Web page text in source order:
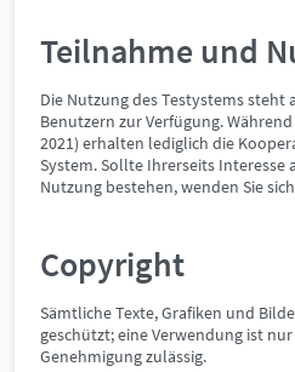
Teilnahme und
Die Nutzung des Testystems
Benutzern zur Verfügung.
2021) erhalten lediglich die
System. Sollte Ihrerseits Interesse
Nutzung bestehen, wenden Sie
Copyright
Sämtliche Texte, Grafiken und
geschützt; eine Verwendung ist
Genehmigung zulässig.